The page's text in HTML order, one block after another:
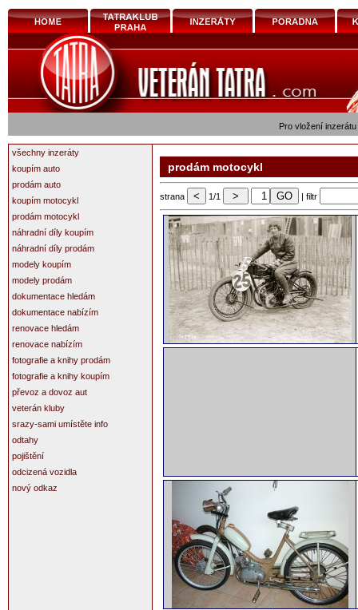
Pro vložení
všechny inzeráty
koupím auto
prodám auto
koupím motocykl
prodám motocykl
náhradní díly koupím
náhradní díly prodám
modely koupím
modely prodám
dokumentace hledám
dokumentace nabízím
renovace hledám
renovace nabízím
fotografie a knihy prodám
fotografie a knihy koupím
převoz a dovoz aut
veterán kluby
srazy-sami umístěte info
odtahy
pojištění
odcizená vozidla
nový odkaz
prodám motocykl
strana 1/1 | filtr